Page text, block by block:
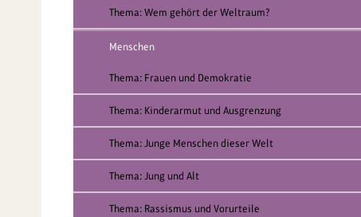
Thema: Wem gehört der Weltraum?
Menschen
Thema: Frauen und Demokratie
Thema: Kinderarmut und Ausgrenzung
Thema: Junge Menschen dieser Welt
Thema: Jung und Alt
Thema: Rassismus und Vorurteile